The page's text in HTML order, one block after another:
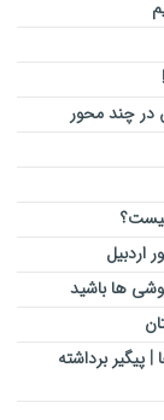
اردبیل
ها باشید
| پیگیر برداشته